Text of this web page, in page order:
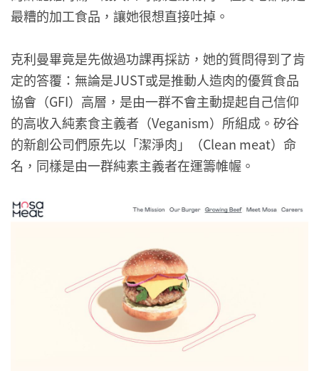
最糟的加工食品，讓她很想直接吐掉。
克利曼畢竟是先做過功課再採訪，她的質問得到了肯
定的答覆：無論是JUST或是推動人造肉的優質食品
協會（GFI）高層，是由一群不會主動提起自己信仰
的高收入純素食主義者（Veganism）所組成。矽谷
的新創公司們原先以「潔淨肉」（Clean meat）命
名，同樣是由一群純素主義者在運籌帷幄。